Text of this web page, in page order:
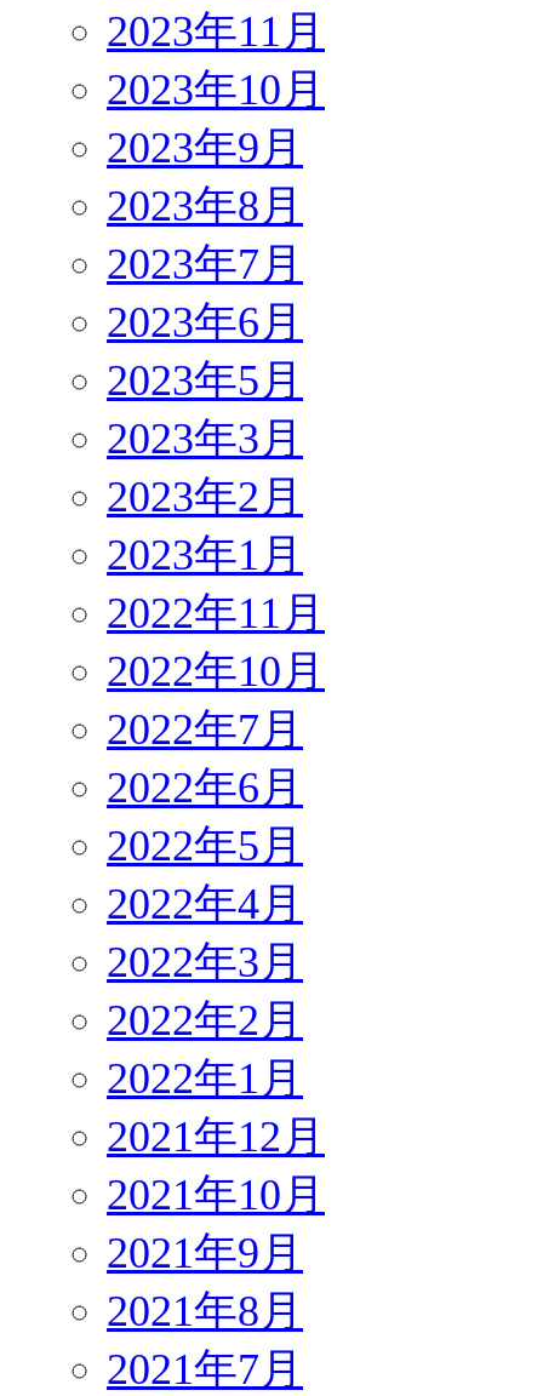
2023年11月
2023年10月
2023年9月
2023年8月
2023年7月
2023年6月
2023年5月
2023年3月
2023年2月
2023年1月
2022年11月
2022年10月
2022年7月
2022年6月
2022年5月
2022年4月
2022年3月
2022年2月
2022年1月
2021年12月
2021年10月
2021年9月
2021年8月
2021年7月